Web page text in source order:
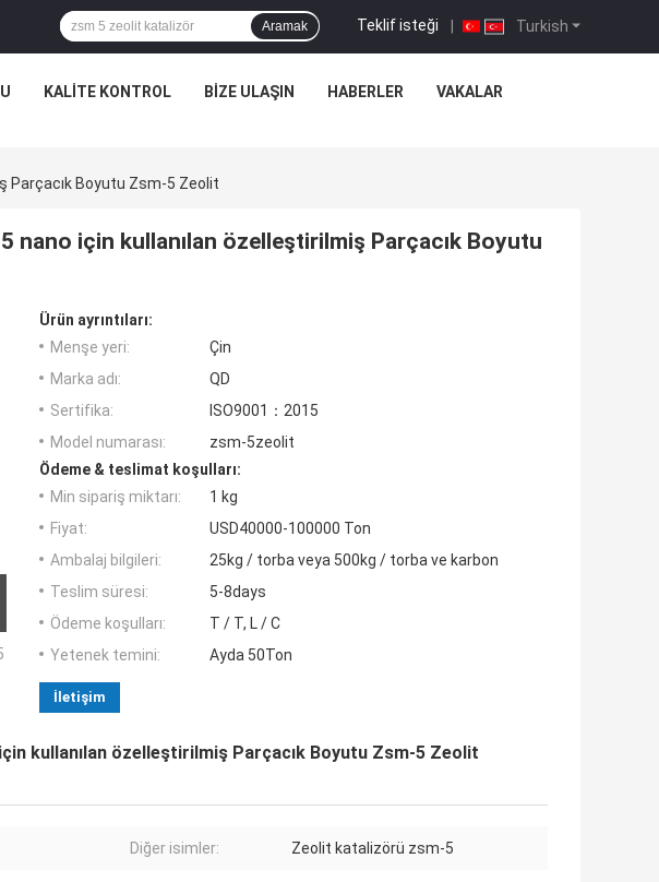
Turkish
Teklif isteği |
Aramak
KALITE KONTROL BIZE ULAŞIN HABERLER VAKALAR
Parçacık Boyutu Zsm-5 Zeolit
nano için kullanılan özelleştirilmiş Parçacık Boyutu
Ürün ayrıntıları:
Menşe yeri:
Çin
Marka adı:
QD
Sertifika:
ISO9001：2015
Model numarası:
zsm-5zeolit
Ödeme & teslimat koşulları:
Min sipariş miktarı:
1 kg
Fiyat:
USD40000-100000 Ton
Ambalaj bilgileri:
25kg / torba veya 500kg / torba ve karbon
Teslim süresi:
5-8days
Ödeme koşulları:
T / T, L / C
Yetenek temini:
Ayda 50Ton
İletişim
kullanılan özelleştirilmiş Parçacık Boyutu Zsm-5 Zeolit
Diğer isimler: Zeolit ​​katalizörü zsm-5